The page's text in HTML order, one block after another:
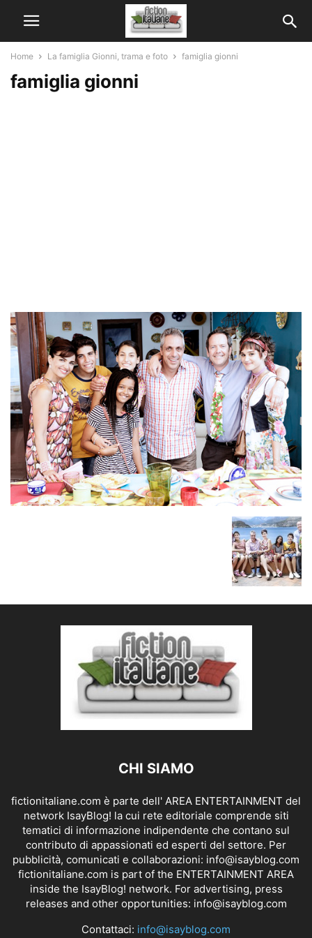
Home La famiglia Gionni, trama e foto famiglia gionni
famiglia gionni
CHI SIAMO
fictionitaliane.com è parte dell' AREA ENTERTAINMENT del
network IsayBlog! la cui rete editoriale comprende siti
tematici di informazione indipendente che contano sul
contributo di appassionati ed esperti del settore. Per
pubblicità, comunicati e collaborazioni: info@isayblog.com
fictionitaliane.com is part of the ENTERTAINMENT AREA
inside the IsayBlog! network. For advertising, press
releases and other opportunities: info@isayblog.com
Contattaci: info@isayblog.com